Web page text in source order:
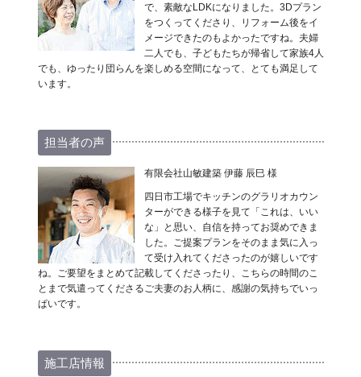
で、素敵なLDKになりました。3Dプラン
をつくってくださり、リフォーム後をイ
メージできたのもよかったですね。夫婦
二人でも、子どもたちが帰省して家族4人
でも、ゆったり団らんを楽しめる空間になって、とても満足して
います。
担当者の声
有限会社山敏建築 伊藤 辰巳 様
四日市工場でキッチンのグラリオカウン
ターができる様子を見て「これは、いい
な」と思い、自信を持ってお奨めできま
した。ご提案プランをそのまま気に入っ
て受け入れてくださったのが嬉しいです
ね。ご要望をまとめて記載してくださったり、こちらの時間のこ
とまで気遣ってくださるご夫妻のお人柄に、感謝の気持ちでいっ
ぱいです。
施工店情報